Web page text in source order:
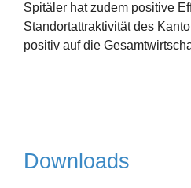
Spitäler hat zudem positive
Standortattraktivität des
positiv auf die
Downloads